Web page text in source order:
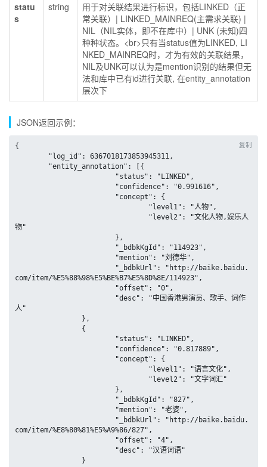
statu
s
string
用于对关联结果进行标识，包括LINKED（正
常关联）| LINKED_MAINREQ(主需求关联) |
NIL（NIL实体，即不在库中）| UNK (未知)四
种种状态。<br>只有当status值为LINKED, LI
NKED_MAINREQ时，才为有效的关联结果，
NIL及UNK可以认为是mention识别的结果但无
法和库中已有id进行关联, 在entity_annotation
层次下
JSON返回示例：
复制
{
物"
com/item/%E5%88%98%E5%BE%B7%E5%8D%8E/114923",
人"
com/item/%E8%80%81%E5%A9%86/827",